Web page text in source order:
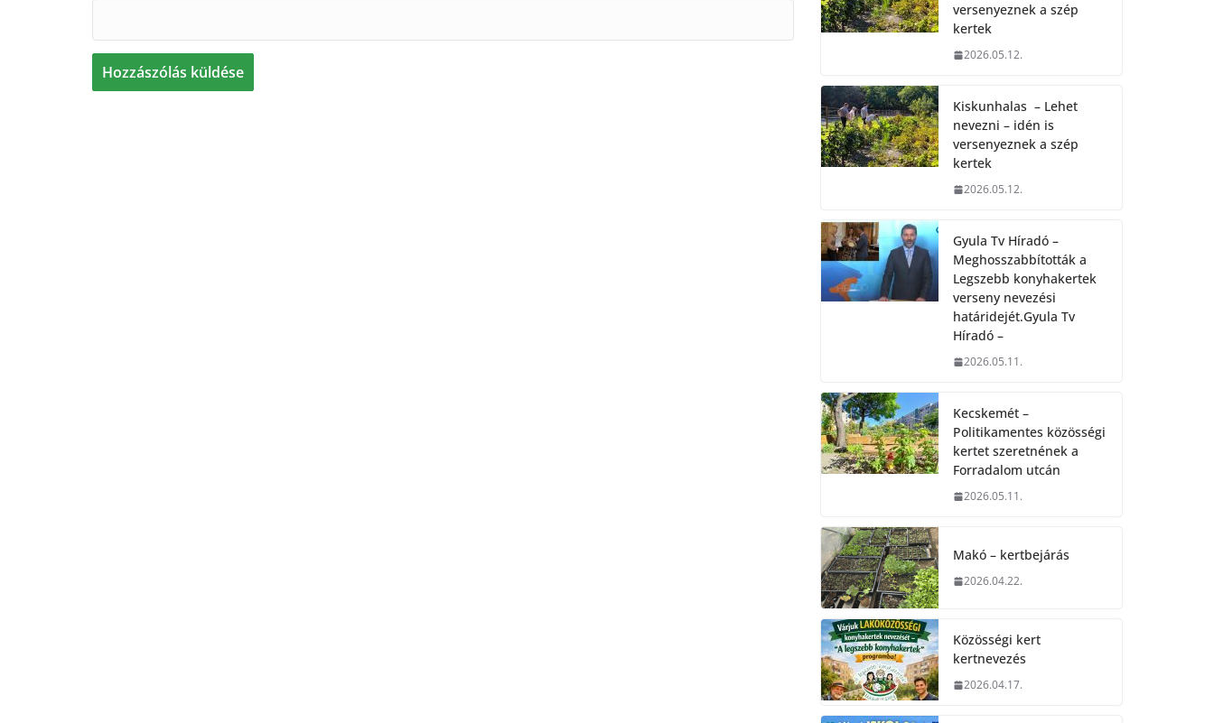
versenyeznek a szép
kertek
2026.05.12.
Kiskunhalas – Lehet
nevezni – idén is
versenyeznek a szép
kertek
2026.05.12.
Gyula Tv Híradó –
Meghosszabbították a
Legszebb konyhakertek
verseny nevezési
határidejét.Gyula Tv
Híradó –
2026.05.11.
Kecskemét –
Politikamentes közösségi
kertet szeretnének a
Forradalom utcán
2026.05.11.
Makó – kertbejárás
2026.04.22.
Közösségi kert
kertnevezés
2026.04.17.